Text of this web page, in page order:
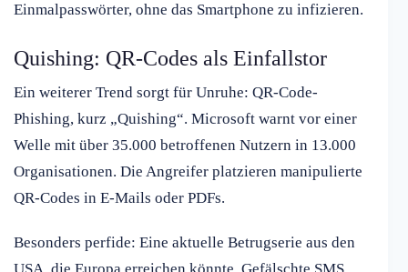
Einmalpasswörter, ohne das Smartphone zu infizieren.
Quishing: QR-Codes als Einfallstor
Ein weiterer Trend sorgt für Unruhe: QR-Code-
Phishing, kurz „Quishing“. Microsoft warnt vor einer
Welle mit über 35.000 betroffenen Nutzern in 13.000
Organisationen. Die Angreifer platzieren manipulierte
QR-Codes in E-Mails oder PDFs.
Besonders perfide: Eine aktuelle Betrugserie aus den